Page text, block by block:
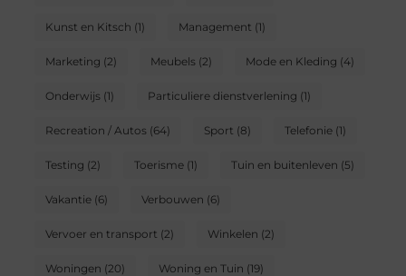
Kunst en Kitsch (1) Management (1)
Marketing (2) Meubels (2) Mode en Kleding (4)
Onderwijs (1) Particuliere dienstverlening (1)
Recreation / Autos (64) Sport (8) Telefonie (1)
Testing (2) Toerisme (1) Tuin en buitenleven (5)
Vakantie (6) Verbouwen (6)
Vervoer en transport (2) Winkelen (2)
Woningen (20) Woning en Tuin (19)